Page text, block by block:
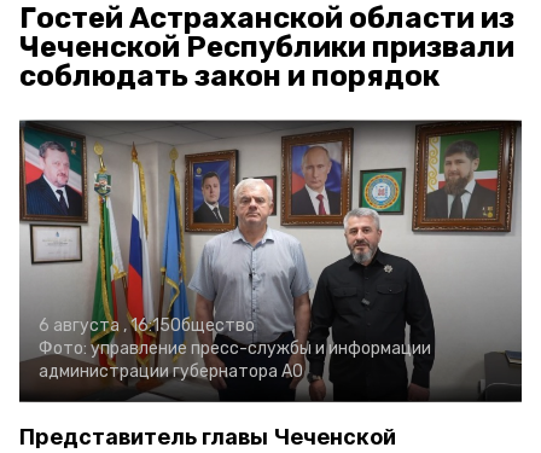
Гостей Астраханской области из
Чеченской Республики призвали
соблюдать закон и порядок
6 августа , 16:15Общество
Фото: управление пресс-службы и информации
администрации губернатора АО
Представитель главы Чеченской